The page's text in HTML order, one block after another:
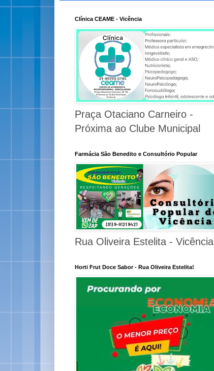
Clínica CEAME - Vicência
Praça Otaciano Carneiro -
Próxima ao Clube Municipal
Farmácia São Benedito e Consultório Popular
Rua Oliveira Estelita - Vicência
Horti Frut Doce Sabor - Rua Oliveira Estelita!